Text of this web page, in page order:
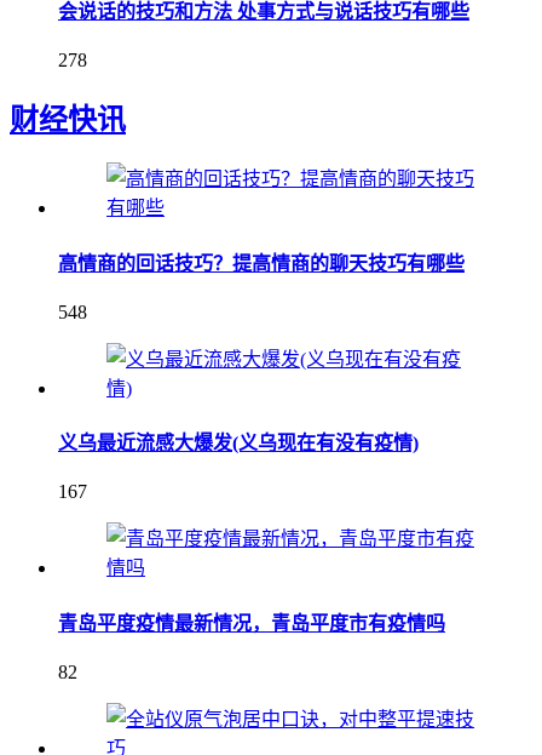
会说话的技巧和方法 处事方式与说话技巧有哪些
278
财经快讯
高情商的回话技巧？提高情商的聊天技巧有哪些
548
义乌最近流感大爆发(义乌现在有没有疫情)
167
青岛平度疫情最新情况，青岛平度市有疫情吗
82